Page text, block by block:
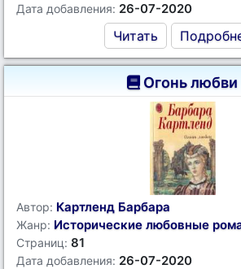
Дата добавления: 26-07-2020
Читать
Огонь любви
Автор: Картленд Барбара
Жанр: Исторические любовные
Страниц: 81
Дата добавления: 26-07-2020